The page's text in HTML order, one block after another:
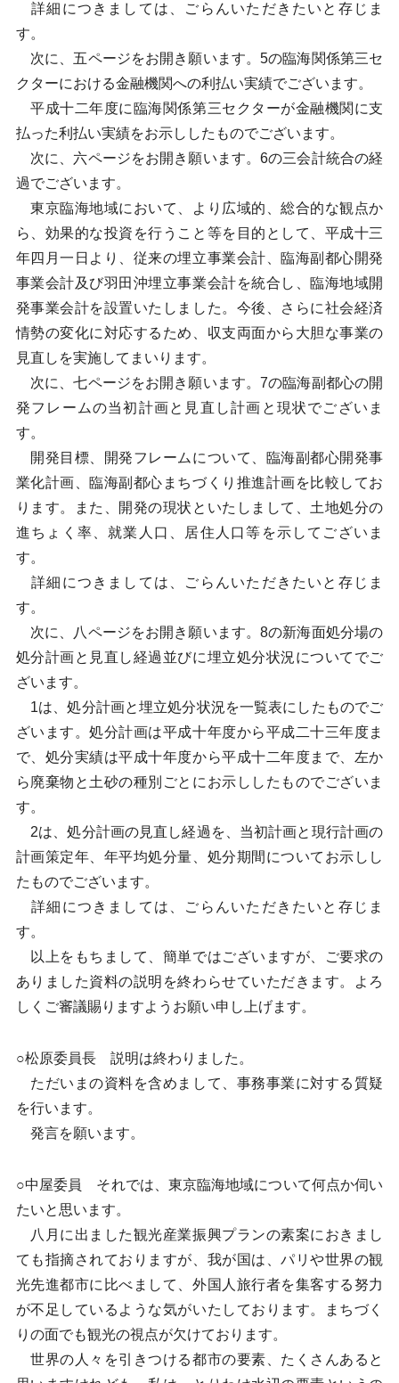
詳細につきましては、ごらんいただきたいと存じま
す。
次に、五ページをお開き願います。5の臨海関係第三セ
クターにおける金融機関への利払い実績でございます。
平成十二年度に臨海関係第三セクターが金融機関に支
払った利払い実績をお示ししたものでございます。
次に、六ページをお開き願います。6の三会計統合の経
過でございます。
東京臨海地域において、より広域的、総合的な観点か
ら、効果的な投資を行うこと等を目的として、平成十三
年四月一日より、従来の埋立事業会計、臨海副都心開発
事業会計及び羽田沖埋立事業会計を統合し、臨海地域開
発事業会計を設置いたしました。今後、さらに社会経済
情勢の変化に対応するため、収支両面から大胆な事業の
見直しを実施してまいります。
次に、七ページをお開き願います。7の臨海副都心の開
発フレームの当初計画と見直し計画と現状でございま
す。
開発目標、開発フレームについて、臨海副都心開発事
業化計画、臨海副都心まちづくり推進計画を比較してお
ります。また、開発の現状といたしまして、土地処分の
進ちょく率、就業人口、居住人口等を示してございま
す。
詳細につきましては、ごらんいただきたいと存じま
す。
次に、八ページをお開き願います。8の新海面処分場の
処分計画と見直し経過並びに埋立処分状況についてでご
ざいます。
1は、処分計画と埋立処分状況を一覧表にしたものでご
ざいます。処分計画は平成十年度から平成二十三年度ま
で、処分実績は平成十年度から平成十二年度まで、左か
ら廃棄物と土砂の種別ごとにお示ししたものでございま
す。
2は、処分計画の見直し経過を、当初計画と現行計画の
計画策定年、年平均処分量、処分期間についてお示しし
たものでございます。
詳細につきましては、ごらんいただきたいと存じま
す。
以上をもちまして、簡単ではございますが、ご要求の
ありました資料の説明を終わらせていただきます。よろ
しくご審議賜りますようお願い申し上げます。
○松原委員長 説明は終わりました。
ただいまの資料を含めまして、事務事業に対する質疑
を行います。
発言を願います。
○中屋委員 それでは、東京臨海地域について何点か伺い
たいと思います。
八月に出ました観光産業振興プランの素案におきまし
ても指摘されておりますが、我が国は、パリや世界の観
光先進都市に比べまして、外国人旅行者を集客する努力
が不足しているような気がいたしております。まちづく
りの面でも観光の視点が欠けております。
世界の人々を引きつける都市の要素、たくさんあると